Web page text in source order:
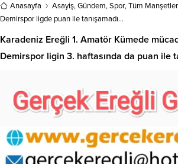
Anasayfa Asayiş,Gündem,Spor,Tüm Manşetler
Demirspor ligde puan ile tanışamadı…
Karadeniz Ereğli 1. Amatör Kümede
Demirspor ligin 3. haftasında da puan ile